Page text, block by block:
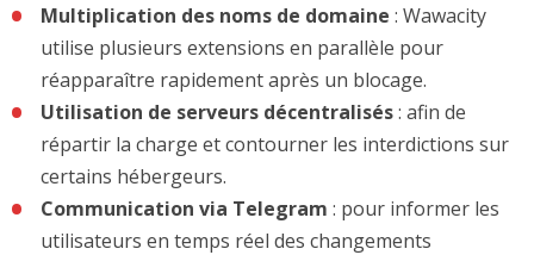
Multiplication des noms de domaine : Wawacity
utilise plusieurs extensions en parallèle pour
réapparaître rapidement après un blocage.
Utilisation de serveurs décentralisés: afin de
répartir la charge et contourner les interdictions sur
certains hébergeurs.
Communication via Telegram : pour informer les
utilisateurs en temps réel des changements